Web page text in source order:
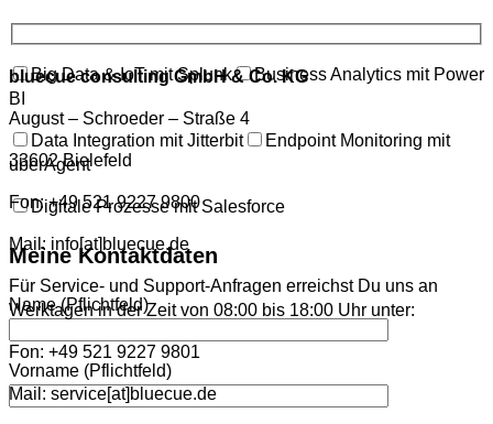
Big Data & IoT mit Splunk
Business Analytics mit Power
BI
Data Integration mit Jitterbit
Endpoint Monitoring mit
uberAgent
Digitale Prozesse mit Salesforce
Meine Kontaktdaten
Name (Pflichtfeld)
Vorname (Pflichtfeld)
bluecue consulting GmbH & Co. KG
August – Schroeder – Straße 4
33602 Bielefeld
Fon:+49 521 9227 9800
Mail: info[at]bluecue.de
Für Service- und Support-Anfragen erreichst Du uns an
Werktagen in der Zeit von 08:00 bis 18:00 Uhr unter:
Fon: +49 521 9227 9801
Mail: service[at]bluecue.de